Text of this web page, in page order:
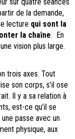
sur quatre séances
de la demande,
lecture qui sont la
la chaîne. En
vision plus large.
trois axes. Tout
son corps, s’il ose
Il y a sa relation à
est-ce qu’il se
passe avec un
physique, aux